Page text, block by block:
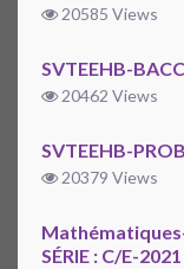
20585 Views
SVTEEHB-
20462 Views
SVTEEHB-
20379 Views
Mathématiques-
SÉRIE : C/E-2021